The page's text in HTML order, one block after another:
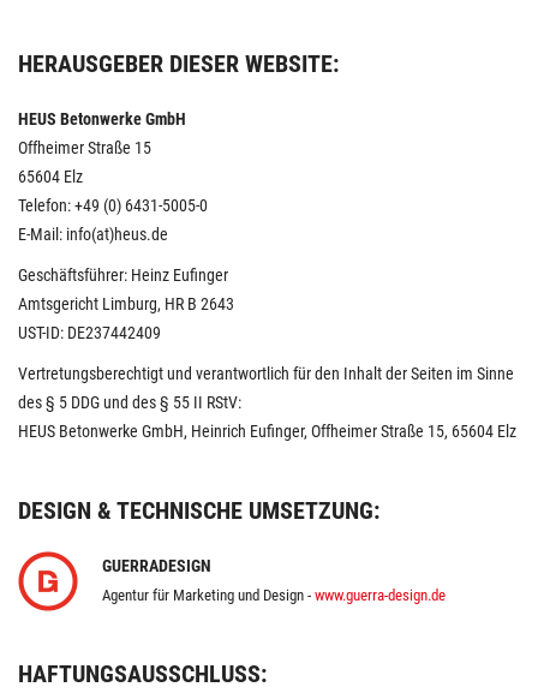
HERAUSGEBER DIESER WEBSITE:
HEUS Betonwerke GmbH
Offheimer Straße 15
65604 Elz
Telefon: +49 (0) 6431-5005-0
E-Mail: info(at)heus.de
Geschäftsführer: Heinz Eufinger
Amtsgericht Limburg, HR B 2643
UST-ID: DE237442409
Vertretungsberechtigt und verantwortlich für den Inhalt der Seiten im Sinne
des § 5 DDG und des § 55 II RStV:
HEUS Betonwerke GmbH, Heinrich Eufinger, Offheimer Straße 15, 65604 Elz
DESIGN & TECHNISCHE UMSETZUNG:
GUERRADESIGN
Agentur für Marketing und Design - www.guerra-design.de
HAFTUNGSAUSSCHLUSS: